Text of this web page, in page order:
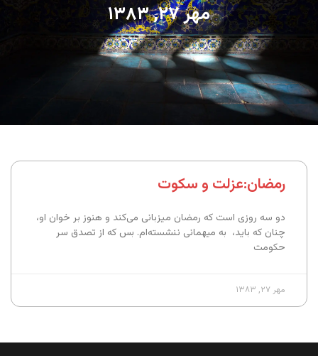
مهر ۲۷, ۱۳۸۳
رمضان:‌عزلت و سکوت
دو سه روزی است که رمضان میزبانی می‌کند و هنوز بر خوان او،
چنان که باید، به میهمانی ننشسته‌ام. بس که از تصدق سر
حکومت
مهر ۲۷, ۱۳۸۳